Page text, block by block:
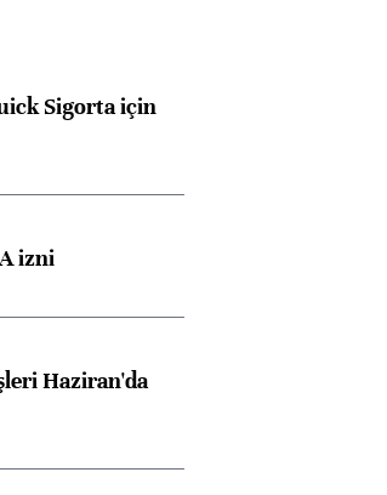
Sigorta için
izni
Haziran'da